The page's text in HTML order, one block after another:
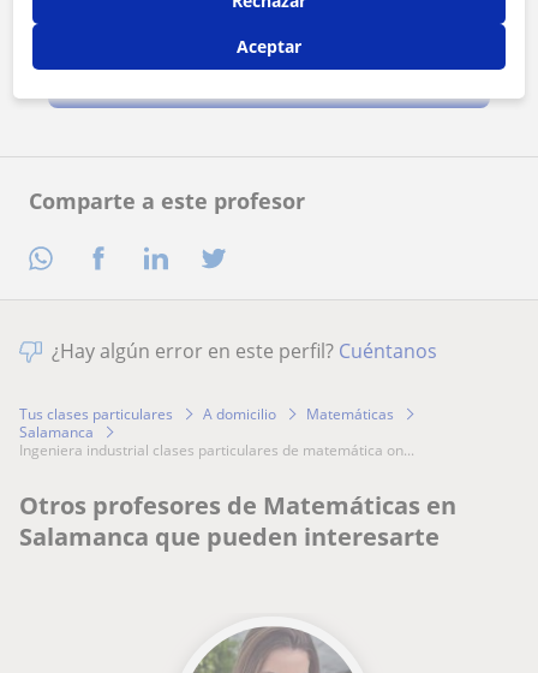
Comparte a este profesor
Al hacer clic, aceptas nuestroaviso legal
Contactar ahora
¿Hay algún error en este perfil? Cuéntanos
Tus clases particulares A domicilio
Matemáticas
Salamanca
ingeniera industrial clases particulares de matemática on...
Otros profesores de Matemáticas en
Salamanca que pueden interesarte
Aceptar